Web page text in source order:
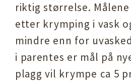
riktig størrelse.
etter krymping i vask
mindre enn for
i parentes er mål på
plagg vil krympe ca 5